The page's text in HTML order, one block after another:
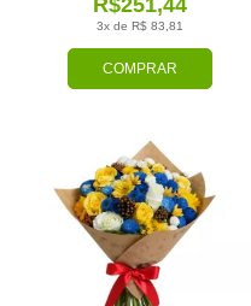
COMPRAR
3x de R$ 83,81
R$251,44